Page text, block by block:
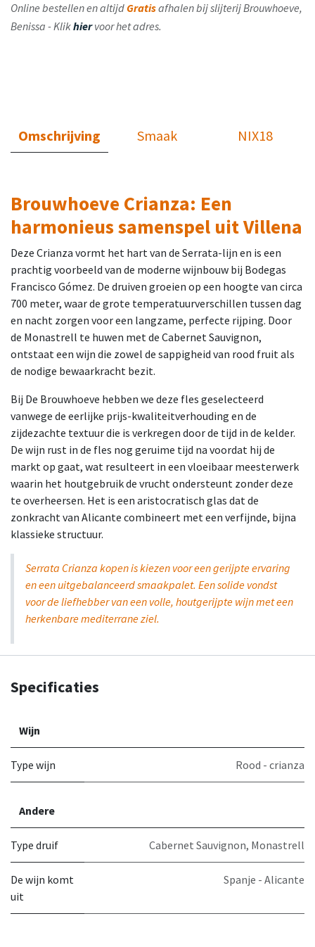
Online bestellen en altijd Gratisafhalen bij slijterij Brouwhoeve,
Benissa - Klikhiervoor het adres.
Omschrijving Smaak NIX18
Brouwhoeve Crianza: Een
harmonieus samenspel uit Villena
Deze Crianza vormt het hart van de Serrata-lijn en is een
prachtig voorbeeld van de moderne wijnbouw bij Bodegas
Francisco Gómez. De druiven groeien op een hoogte van circa
700 meter, waar de grote temperatuurverschillen tussen dag
en nacht zorgen voor een langzame, perfecte rijping. Door
de Monastrell te huwen met de Cabernet Sauvignon,
ontstaat een wijn die zowel de sappigheid van rood fruit als
de nodige bewaarkracht bezit.
Bij De Brouwhoeve hebben we deze fles geselecteerd
vanwege de eerlijke prijs-kwaliteitverhouding en de
zijdezachte textuur die is verkregen door de tijd in de kelder.
De wijn rust in de fles nog geruime tijd na voordat hij de
markt op gaat, wat resulteert in een vloeibaar meesterwerk
waarin het houtgebruik de vrucht ondersteunt zonder deze
te overheersen. Het is een aristocratisch glas dat de
zonkracht van Alicante combineert met een verfijnde, bijna
klassieke structuur.
Serrata Crianza kopen is kiezen voor een gerijpte ervaring
en een uitgebalanceerd smaakpalet. Een solide vondst
voor de liefhebber van een volle, houtgerijpte wijn met een
herkenbare mediterrane ziel.
Specificaties
Wijn
Type wijn Rood - crianza
Andere
Type druif Cabernet Sauvignon, Monastrell
De wijn komt
uit
Spanje - Alicante